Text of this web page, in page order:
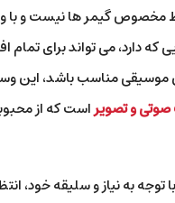
گیمر ها نیست و با
که دارد، می تواند برای تمام
مناسب باشد، این
صوتی و تصویراست که از
توجه به نیاز و سلیقه خود،